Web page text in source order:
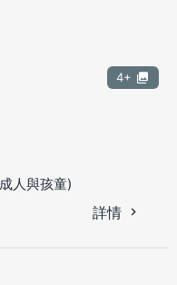
4+
人與孩童)
詳情